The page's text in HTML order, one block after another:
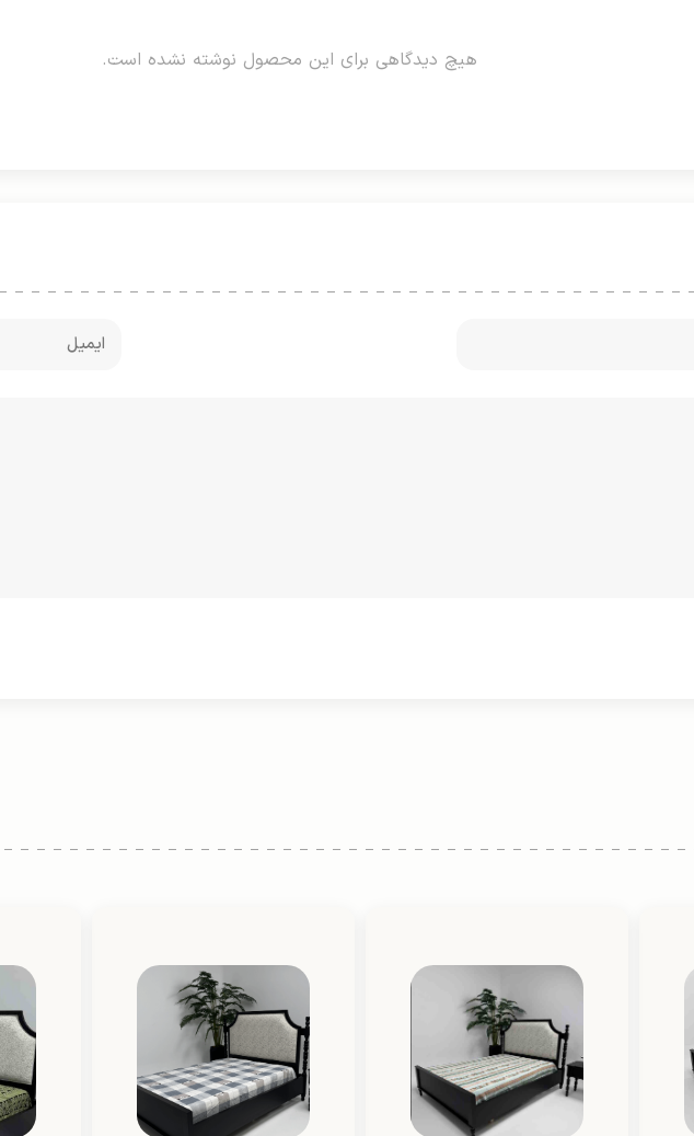
هیچ دیدگاهی برای این محصول نوشته نشده است.